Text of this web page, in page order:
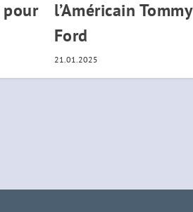
l’Américain Tommy
Ford
21.01.2025